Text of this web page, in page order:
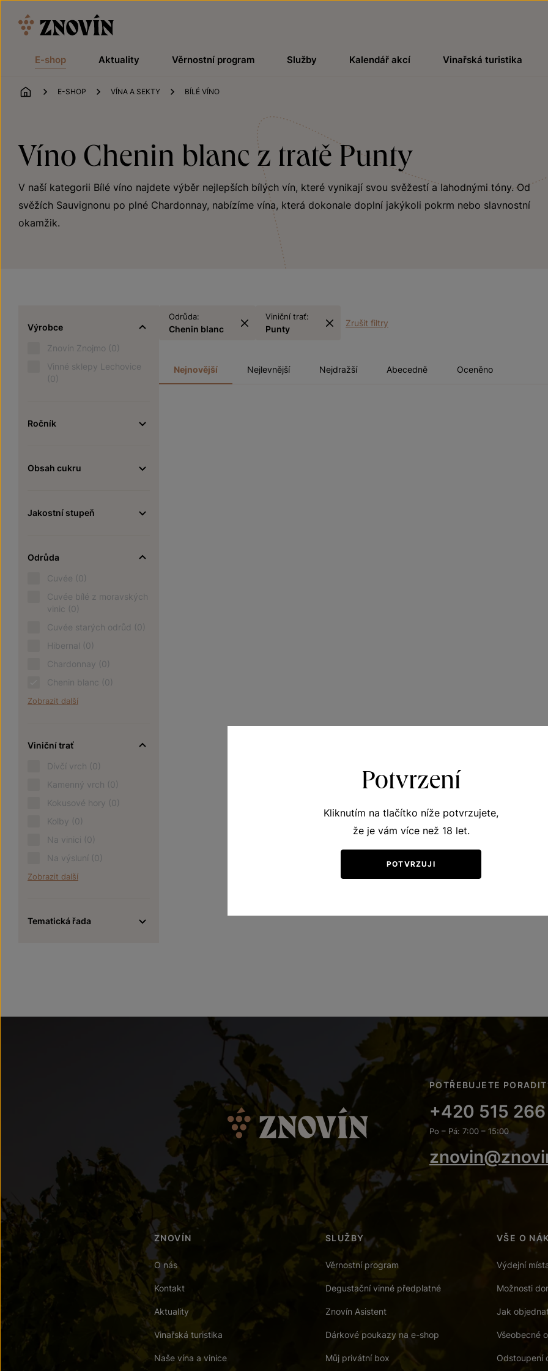
E-shop Aktuality Věrnostní program Služby Kalendář akcí Vinařská turistika
ÚVOD
E-SHOP VÍNA A SEKTY BÍLÉ VÍNO
Víno Chenin blanc z tratě Punty
V naší kategorii Bílé víno najdete výběr nejlepších bílých vín, které vynikají svou svěžestí a lahodnými tóny. Od
svěžích Sauvignonu po plné Chardonnay, nabízíme vína, která dokonale doplní jakýkoli pokrm nebo slavnostní
okamžik.
Výrobce
Znovín Znojmo (0)
Vinné sklepy Lechovice
(0)
Ročník
Obsah cukru
Jakostní stupeň
Odrůda
Cuvée (0)
Cuvée bílé z moravských
vinic (0)
Cuvée starých odrůd (0)
Hibernal (0)
Chardonnay (0)
Chenin blanc (0)
Zobrazit další
Viniční trať
Dívčí vrch (0)
Kamenný vrch (0)
Kokusové hory (0)
Kolby (0)
Na vinici (0)
Na výsluní (0)
Zobrazit další
Tematická řada
Odrůda:
Chenin blanc
Viniční trať:
Punty
Zrušit filtry
Nejnovější Nejlevnější Nejdražší Abecedně Oceněno
POTŘEBUJETE
+420 515
Po – Pá: 7:00 – 15:00
ZNOVÍN
O nás
Kontakt
Aktuality
Vinařská turistika
Naše vína a vinice
SLUŽBY
Věrnostní program
Degustační vinné předplatné
Znovín Asistent
Dárkové poukazy na e-shop
Můj privátní box
VŠE O
Výdejní
Možnosti
Jak
Všeobecné
Odstoupení
Potvrzení
Kliknutím na tlačítko níže potvrzujete,
že je vám více než 18 let.
POTVRZUJI